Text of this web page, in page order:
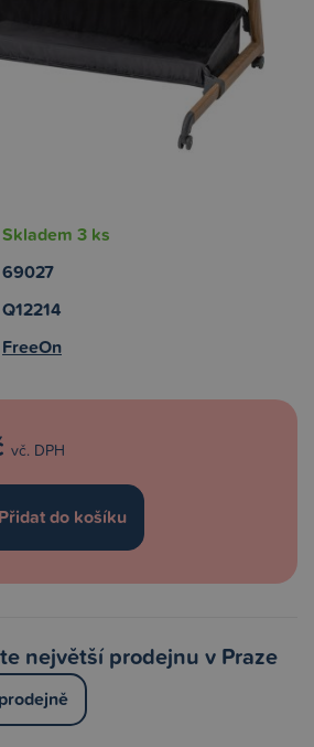
Skladem 3 ks
69027
Q12214
FreeOn
vč. DPH
největší prodejnu v Praze